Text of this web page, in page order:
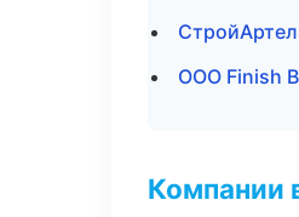
ООО Finish
Компании